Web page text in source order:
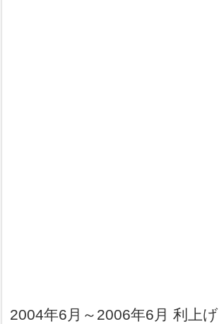
2004年6月～2006年6月 利上げ